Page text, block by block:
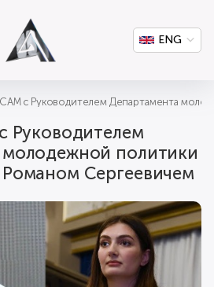
ENG
с Руководителем Департамента
Руководителем
политики
Сергеевичем